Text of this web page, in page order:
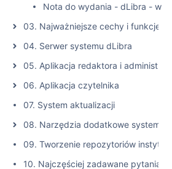
Nota do wydania - dLibra -
03. Najważniejsze cechy i funkcje
04. Serwer systemu dLibra
05. Aplikacja redaktora i
06. Aplikacja czytelnika
07. System aktualizacji
08. Narzędzia dodatkowe systemu
09. Tworzenie repozytoriów
10. Najczęściej zadawane pytania